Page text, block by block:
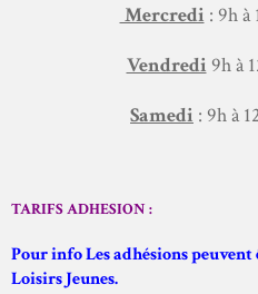
Mercredi : 9h à
Vendredi 9h à
Samedi : 9h à
TARIFS ADHESION :
Pour info Les adhésions peuvent
Loisirs Jeunes.